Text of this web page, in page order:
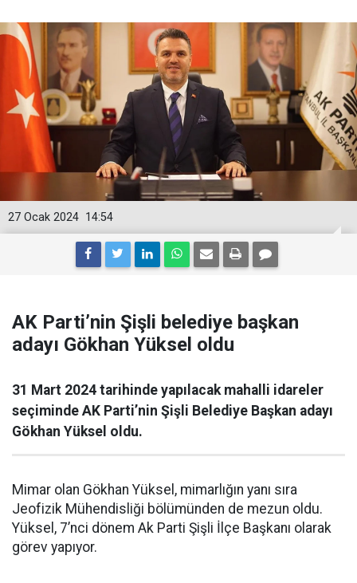
14:54
27 Ocak 2024
AK Parti’nin Şişli belediye başkan
adayı Gökhan Yüksel oldu
31 Mart 2024 tarihinde yapılacak mahalli idareler
seçiminde AK Parti’nin Şişli Belediye Başkan adayı
Gökhan Yüksel oldu.
Mimar olan Gökhan Yüksel, mimarlığın yanı sıra
Jeofizik Mühendisliği bölümünden de mezun oldu.
Yüksel, 7’nci dönem Ak Parti Şişli İlçe Başkanı olarak
görev yapıyor.